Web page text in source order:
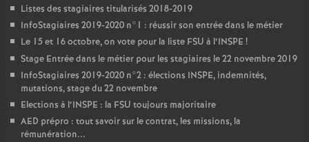
Listes des stagiaires titularisés 2018-2019
InfoStagiaires 2019-2020 n°1 : réussir son entrée dans le métier
Le 15 et 16 octobre, on vote pour la liste FSU à l’INSPE !
Stage Entrée dans le métier pour les stagiaires le 22 novembre 2019
InfoStagiaires 2019-2020 n°2 : élections INSPE, indemnités,
mutations, stage du 22 novembre
Elections à l’INSPE : la FSU toujours majoritaire
AED prépro : tout savoir sur le contrat, les missions, la
rémunération...